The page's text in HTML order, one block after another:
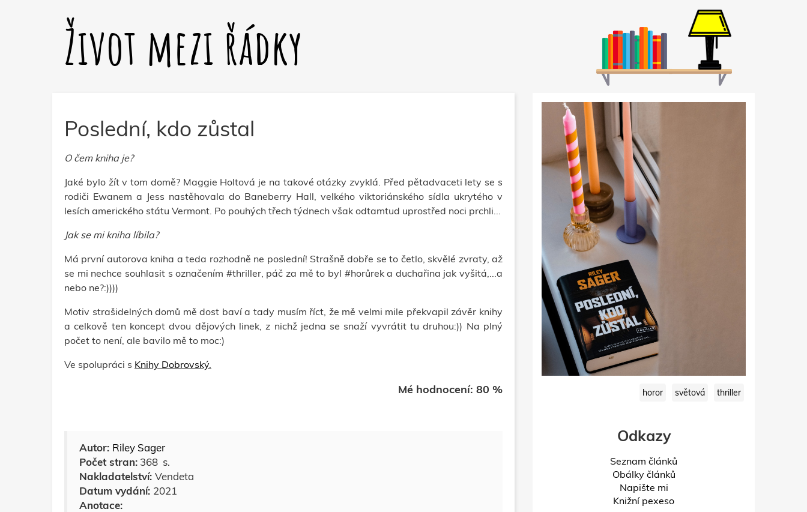
Život mezi řádky
Poslední, kdo zůstal
O čem kniha je?
Jaké bylo žít v tom domě? Maggie Holtová je na takové otázky zvyklá. Před pětadvaceti lety se s
rodiči Ewanem a Jess nastěhovala do Baneberry Hall, velkého viktoriánského sídla ukrytého v
lesích amerického státu Vermont. Po pouhých třech týdnech však odtamtud uprostřed noci prchli...
Jak se mi kniha líbila?
Má první autorova kniha a teda rozhodně ne poslední! Strašně dobře se to četlo, skvělé zvraty, až
se mi nechce souhlasit s označením #thriller, páč za mě to byl #horůrek a duchařina jak vyšitá,...a
nebo ne?:))))
Motiv strašidelných domů mě dost baví a tady musím říct, že mě velmi mile překvapil závěr knihy
a celkově ten koncept dvou dějových linek, z nichž jedna se snaží vyvrátit tu druhou:)) Na plný
počet to není, ale bavilo mě to moc:)
Ve spolupráci s Knihy Dobrovský.
Mé hodnocení: 80 %
Autor: Riley Sager
Počet stran: 368 s.
Nakladatelství: Vendeta
Datum vydání: 2021
Anotace:
horor světová thriller
Odkazy
Seznam článků
Obálky článků
Napište mi
Knižní pexeso